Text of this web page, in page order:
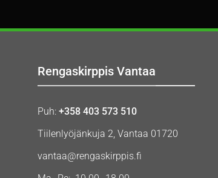
Rengaskirppis Vantaa
Puh: +358 403 573 510
Tiilenlyöjänkuja 2, Vantaa 01720
vantaa@rengaskirppis.fi